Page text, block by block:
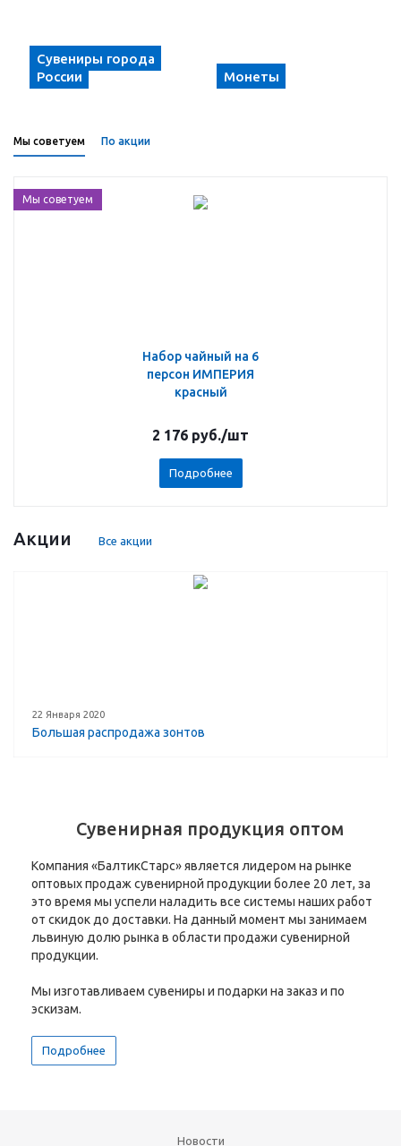
Сувениры города
России
Монеты
Мы советуем По акции
Мы советуем
Набор чайный на 6
персон ИМПЕРИЯ
красный
2 176 руб./шт
Подробнее
Акции Все акции
22 Января 2020
Большая распродажа зонтов
Сувенирная продукция оптом
Компания «БалтикСтарс» является лидером на рынке
оптовых продаж сувенирной продукции более 20 лет, за
это время мы успели наладить все системы наших работ
от скидок до доставки. На данный момент мы занимаем
львиную долю рынка в области продажи сувенирной
продукции.
Мы изготавливаем сувениры и подарки на заказ и по
эскизам.
Подробнее
Новости